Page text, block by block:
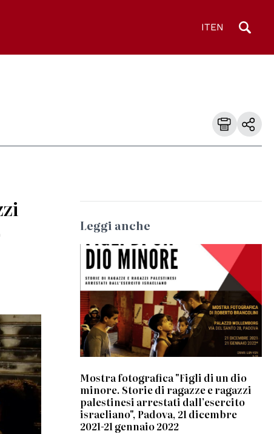
ITEN
Leggi anche
Mostra fotografica "Figli di un dio
minore. Storie di ragazze e ragazzi
palestinesi arrestati dall’esercito
israeliano", Padova, 21 dicembre
2021-21 gennaio 2022